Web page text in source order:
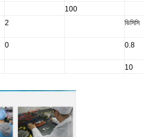
100
2 ভিসিসি
0 0.8
10